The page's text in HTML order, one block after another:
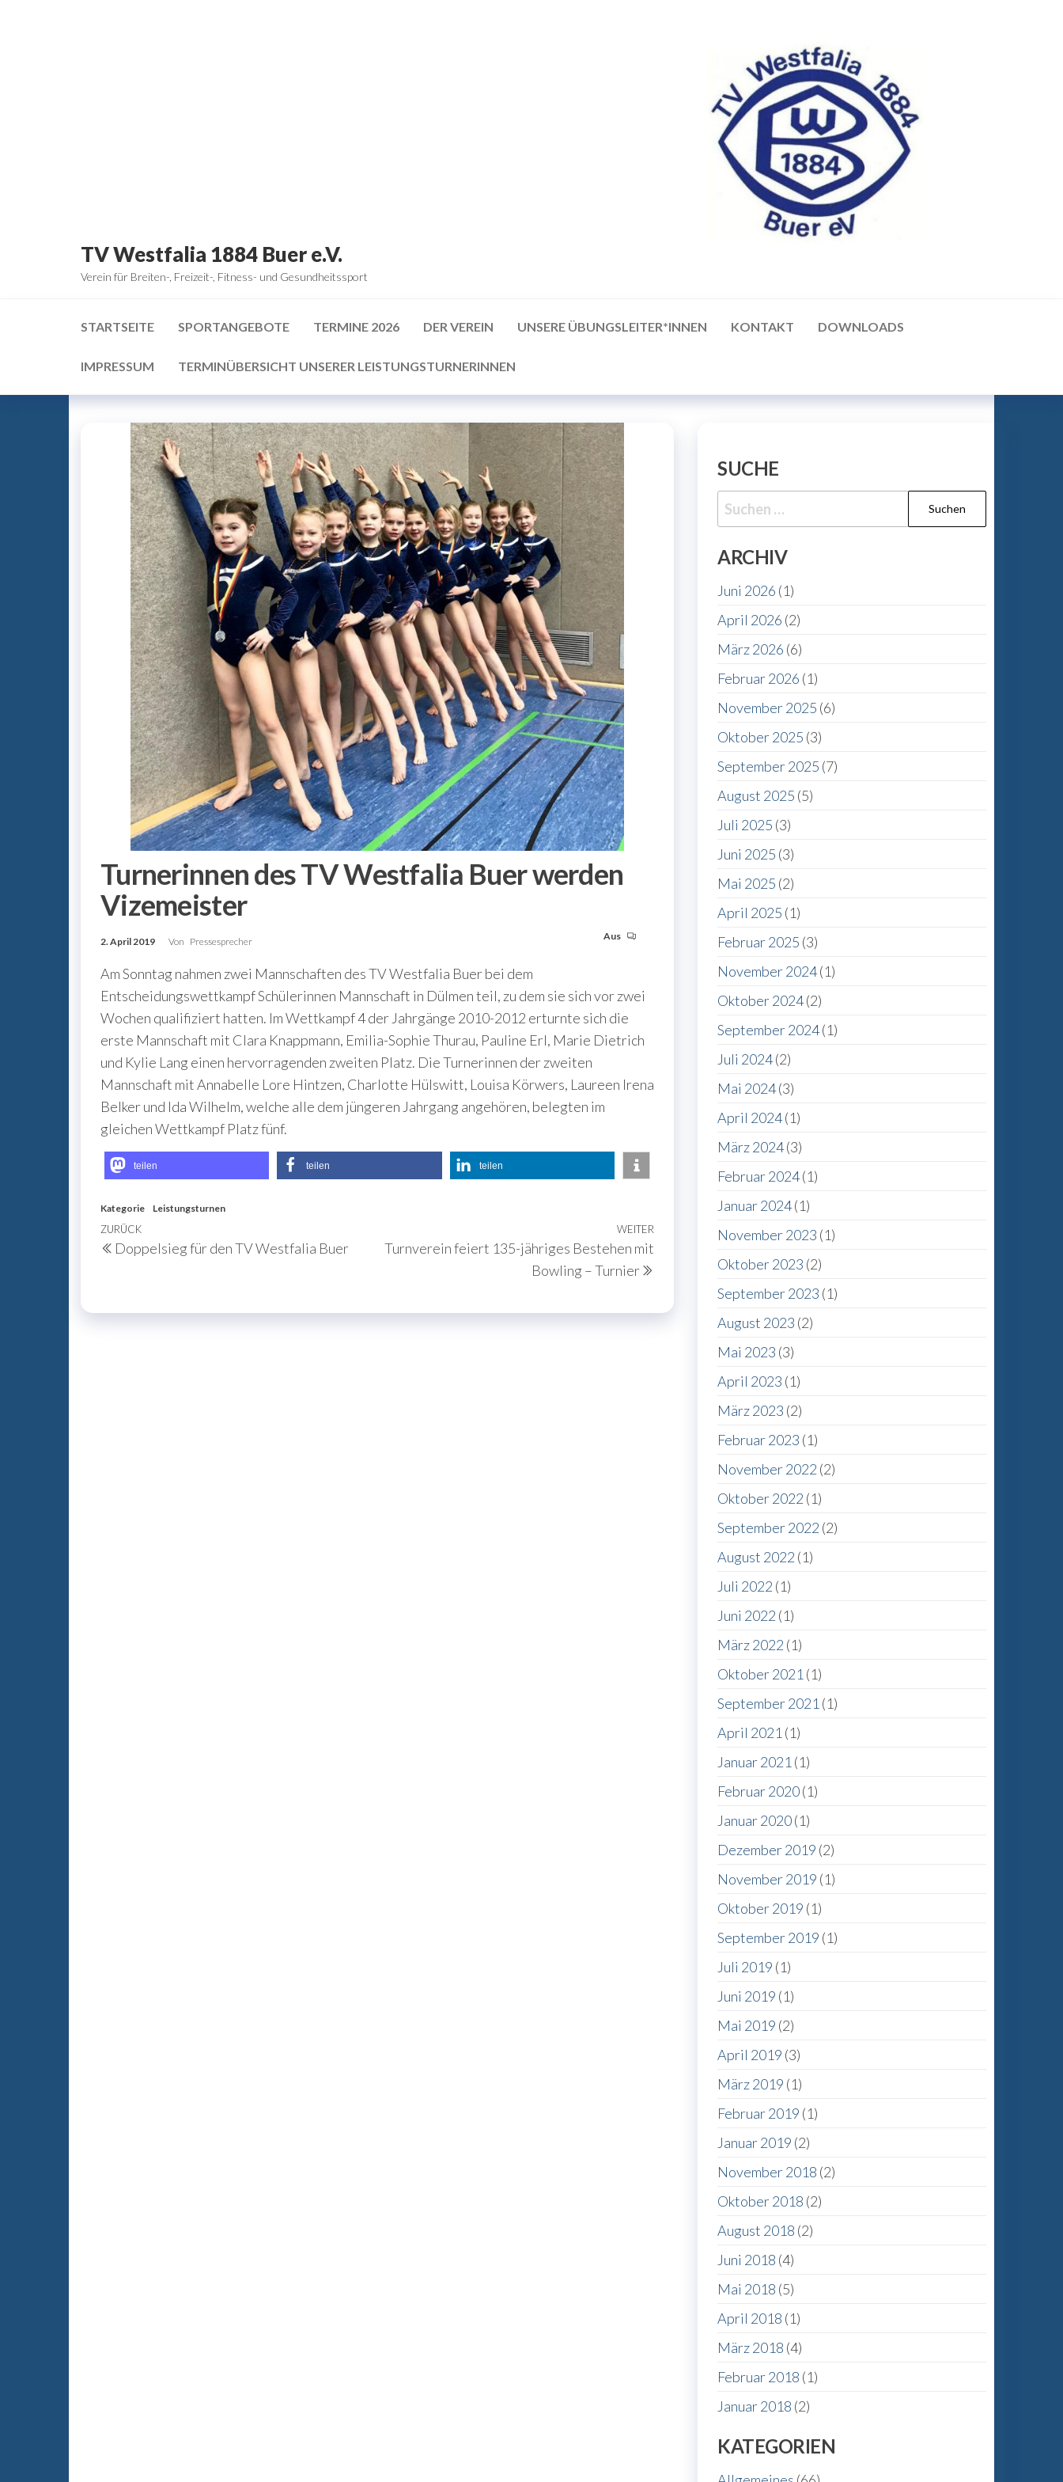
TV Westfalia 1884 Buer e.V.
Verein für Breiten-, Freizeit-, Fitness- und Gesundheitssport
STARTSEITE SPORTANGEBOTE TERMINE 2026 DER VEREIN UNSERE ÜBUNGSLEITER*INNEN KONTAKT DOWNLOADS
IMPRESSUM TERMINÜBERSICHT UNSERER LEISTUNGSTURNERINNEN
Turnerinnen des TV Westfalia Buer werden
Vizemeister
2. April 2019 Von Pressesprecher Aus
Am Sonntag nahmen zwei Mannschaften des TV Westfalia Buer bei dem
Entscheidungswettkampf Schülerinnen Mannschaft in Dülmen teil, zu dem sie sich vor zwei
Wochen qualifiziert hatten. Im Wettkampf 4 der Jahrgänge 2010-2012 erturnte sich die
erste Mannschaft mit Clara Knappmann, Emilia-Sophie Thurau, Pauline Erl, Marie Dietrich
und Kylie Lang einen hervorragenden zweiten Platz. Die Turnerinnen der zweiten
Mannschaft mit Annabelle Lore Hintzen, Charlotte Hülswitt, Louisa Körwers, Laureen Irena
Belker und Ida Wilhelm, welche alle dem jüngeren Jahrgang angehören, belegten im
gleichen Wettkampf Platz fünf.
teilen teilen teilen
Kategorie Leistungsturnen
Beitragsnavigation
Vorheriger
Beitrag
ZURÜCK
Doppelsieg für den TV Westfalia Buer
Nächster
WEITER
Turnverein feiert 135-jähriges Bestehen mit
Bowling – Turnier
SUCHE
Suche
nach:
ARCHIV
Juni 2026 (1)
April 2026 (2)
März 2026 (6)
Februar 2026 (1)
November 2025 (6)
Oktober 2025 (3)
September 2025 (7)
August 2025 (5)
Juli 2025 (3)
Juni 2025 (3)
Mai 2025 (2)
April 2025 (1)
Februar 2025 (3)
November 2024(1)
Oktober 2024(2)
September 2024(1)
Juli 2024(2)
Mai 2024(3)
April 2024(1)
März 2024(3)
Februar 2024(1)
Januar 2024(1)
November 2023 (1)
Oktober 2023 (2)
September 2023 (1)
August 2023 (2)
Mai 2023 (3)
April 2023 (1)
März 2023 (2)
Februar 2023 (1)
November 2022 (2)
Oktober 2022 (1)
September 2022 (2)
August 2022 (1)
Juli 2022 (1)
Juni 2022 (1)
März 2022 (1)
Oktober 2021 (1)
September 2021 (1)
April 2021 (1)
Januar 2021 (1)
Februar 2020(1)
Januar 2020(1)
Dezember 2019 (2)
November 2019 (1)
Oktober 2019 (1)
September 2019 (1)
Juli 2019 (1)
Juni 2019 (1)
Mai 2019 (2)
April 2019 (3)
März 2019 (1)
Februar 2019 (1)
Januar 2019 (2)
November 2018 (2)
Oktober 2018 (2)
August 2018 (2)
Juni 2018 (4)
Mai 2018 (5)
April 2018 (1)
März 2018 (4)
Februar 2018 (1)
Januar 2018 (2)
KATEGORIEN